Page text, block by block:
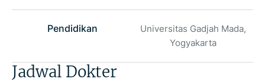
Pendidikan
Universitas Gadjah Mada,
Yogyakarta
Jadwal Dokter